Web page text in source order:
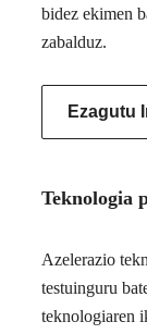
bidez ekimen
zabalduz.
Ezagutu
Teknologia
Azelerazio
testuinguru
teknologiaren